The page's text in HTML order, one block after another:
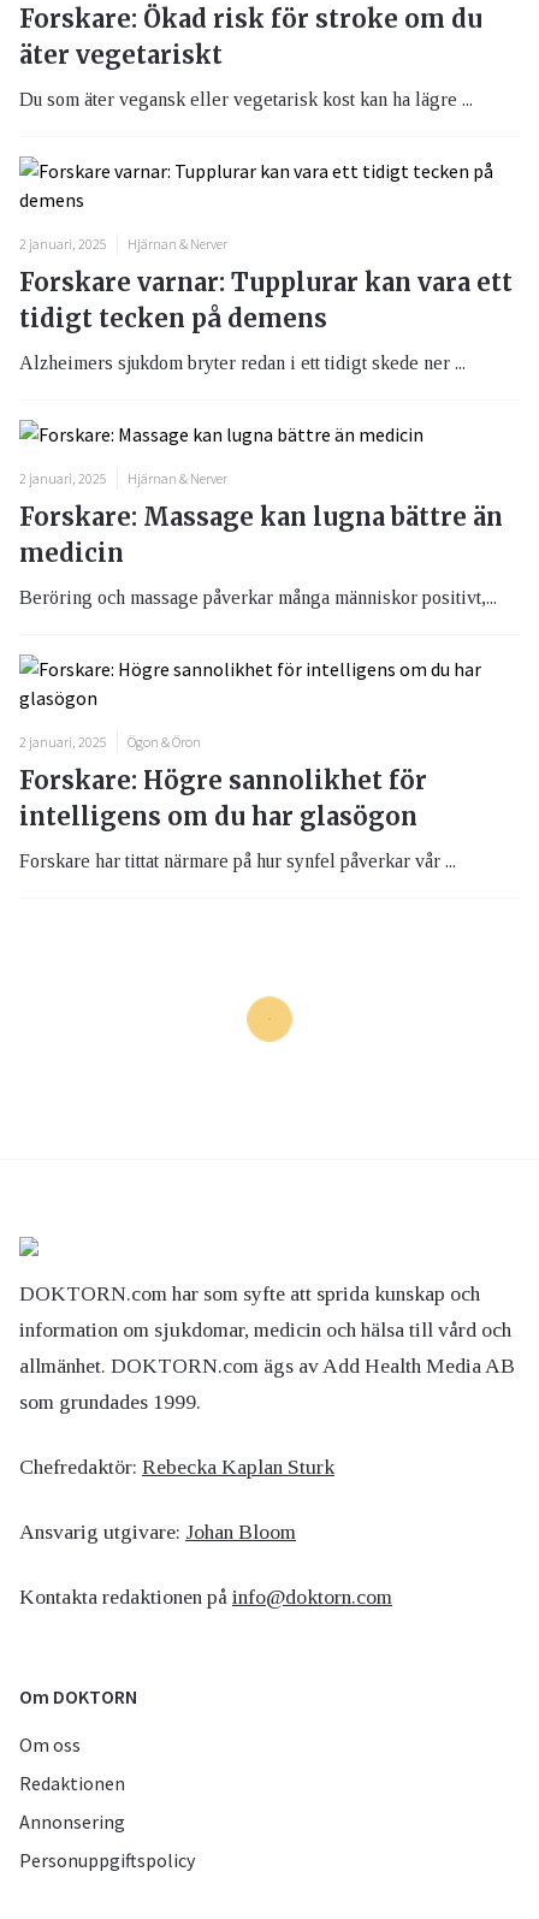
Forskare: Ökad risk för stroke om du
äter vegetariskt
Du som äter vegansk eller vegetarisk kost kan ha lägre ...
2 januari, 2025 Hjärnan & Nerver
Forskare varnar: Tupplurar kan vara ett
tidigt tecken på demens
Alzheimers sjukdom bryter redan i ett tidigt skede ner ...
2 januari, 2025 Hjärnan & Nerver
Forskare: Massage kan lugna bättre än
medicin
Beröring och massage påverkar många människor positivt,...
2 januari, 2025 Ögon & Öron
Forskare: Högre sannolikhet för
intelligens om du har glasögon
Forskare har tittat närmare på hur synfel påverkar vår ...
DOKTORN.com har som syfte att sprida kunskap och
information om sjukdomar, medicin och hälsa till vård och
allmänhet. DOKTORN.com ägs av Add Health Media AB
som grundades 1999.
Chefredaktör: Rebecka Kaplan Sturk
Ansvarig utgivare: Johan Bloom
Kontakta redaktionen på info@doktorn.com
Om DOKTORN
Om oss
Redaktionen
Annonsering
Personuppgiftspolicy